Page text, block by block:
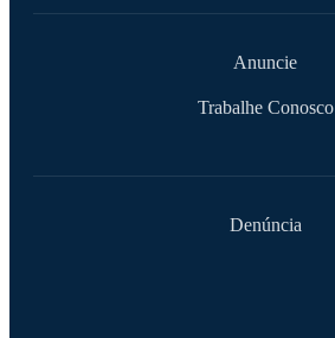
Anuncie
Trabalhe Conosco
Denúncia